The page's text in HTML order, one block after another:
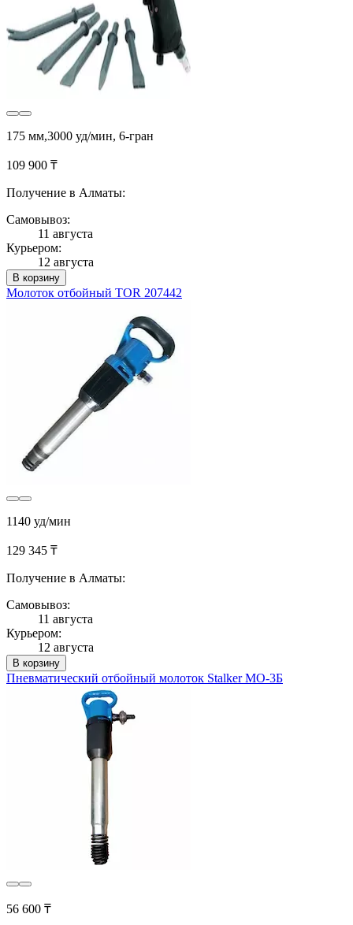
175 мм,3000 уд/мин, 6-гран
109 900 ₸
Получение в Алматы:
Самовывоз:
11 августа
Курьером:
12 августа
В корзину
Молоток отбойный TOR 207442
1140 уд/мин
129 345 ₸
Получение в Алматы:
Самовывоз:
11 августа
Курьером:
12 августа
В корзину
Пневматический отбойный молоток Stalker МО-3Б
56 600 ₸